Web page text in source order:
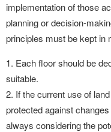
implementation of those
planning or decision-
principles must be kept in
1. Each floor should be
suitable.
2. If the current use of
protected against
always considering the